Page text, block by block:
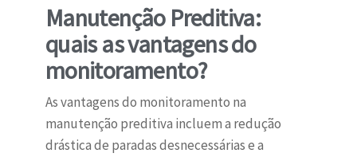
Manutenção Preditiva:
quais as vantagens do
monitoramento?
As vantagens do monitoramento na
manutenção preditiva incluem a redução
drástica de paradas desnecessárias e a